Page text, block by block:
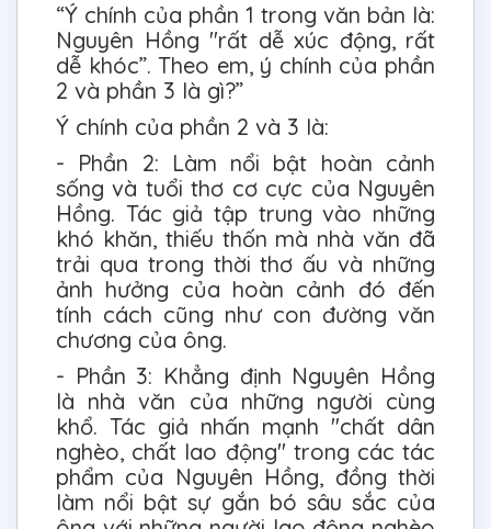
“Ý chính của phần 1 trong văn bản là:
Nguyên Hồng "rất dễ xúc động, rất
dễ khóc”. Theo em, ý chính của phần
2 và phần 3 là gì?”
Ý chính của phần 2 và 3 là:
- Phần 2: Làm nổi bật hoàn cảnh
sống và tuổi thơ cơ cực của Nguyên
Hồng. Tác giả tập trung vào những
khó khăn, thiếu thốn mà nhà văn đã
trải qua trong thời thơ ấu và những
ảnh hưởng của hoàn cảnh đó đến
tính cách cũng như con đường văn
chương của ông.
- Phần 3: Khẳng định Nguyên Hồng
là nhà văn của những người cùng
khổ. Tác giả nhấn mạnh "chất dân
nghèo, chất lao động" trong các tác
phẩm của Nguyên Hồng, đồng thời
làm nổi bật sự gắn bó sâu sắc của